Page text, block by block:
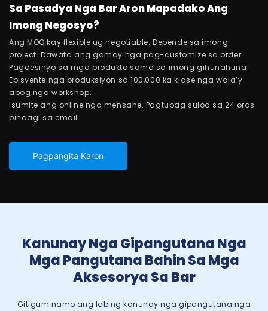
Sa Pasadya Nga Bar Aron Mapadako Ang
Imong Negosyo?
Ang MOQ kay flexible ug negotiable. Depende sa imong
project. Dawata ang gamay nga pag-customize sa order.
Pagdesinyo sa mga produkto sama sa imong gihunahuna.
Episyente nga produksiyon sa 100,000 ka klase nga wala’y
abog nga workshop.
Isumite ang online nga mensahe. Pagtubag sulod sa 24 oras
pinaagi sa email.
Pagpangita Karon
Kanunay Nga Gipangutana Nga
Mga Pangutana Bahin Sa Mga
Aksesorya Sa Bar
Gitigum namo ang labing kanunay nga gipangutana nga